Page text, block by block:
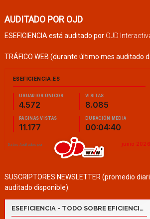
AUDITADO POR OJD
ESEFICIENCIA está auditado por OJD
TRÁFICO WEB (durante último mes auditado
SUSCRIPTORES NEWSLETTER (promedio
auditado disponible):